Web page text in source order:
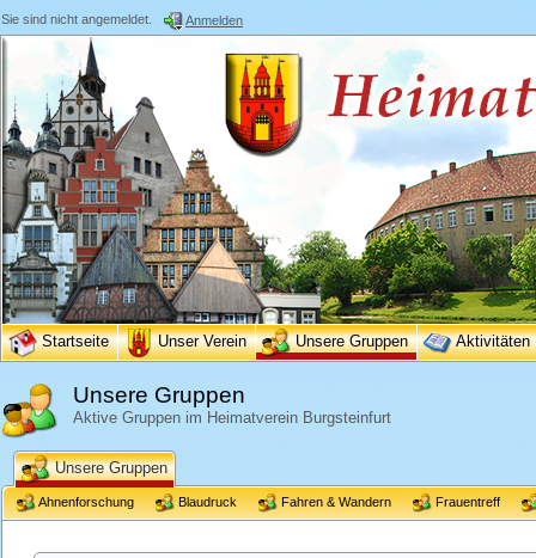
Sie sind nicht angemeldet. Anmelden
Startseite Unser Verein Unsere Gruppen Aktivitäten
Unsere Gruppen
Aktive Gruppen im Heimatverein Burgsteinfurt
Unsere Gruppen
Ahnenforschung Blaudruck Fahren & Wandern Frauentreff